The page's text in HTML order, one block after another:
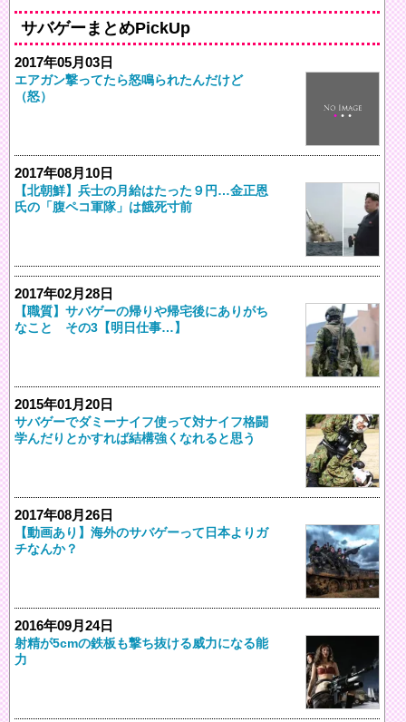
サバゲーまとめPickUp
2017年05月03日
エアガン撃ってたら怒鳴られたんだけど
（怒）
2017年08月10日
【北朝鮮】兵士の月給はたった９円…金正恩
氏の「腹ペコ軍隊」は餓死寸前
2017年02月28日
【職質】サバゲーの帰りや帰宅後にありがち
なこと その3【明日仕事…】
2015年01月20日
サバゲーでダミーナイフ使って対ナイフ格闘
学んだりとかすれば結構強くなれると思う
2017年08月26日
【動画あり】海外のサバゲーって日本よりガ
チなんか？
2016年09月24日
射精が5cmの鉄板も撃ち抜ける威力になる能
力